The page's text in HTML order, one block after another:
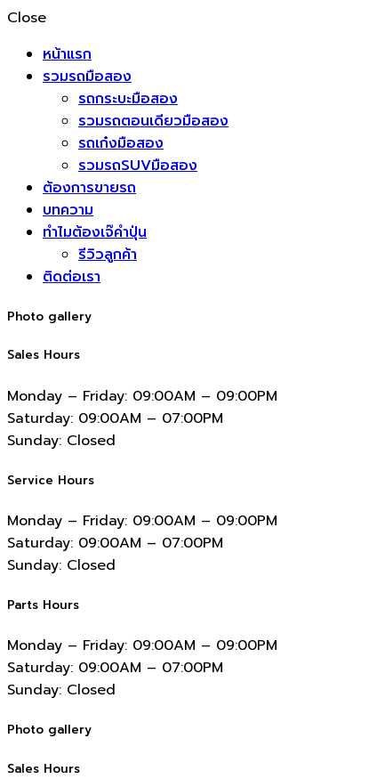
Close
หน้าแรก
รวมรถมือสอง
รถกระบะมือสอง
รวมรถตอนเดียวมือสอง
รถเก๋งมือสอง
รวมรถSUVมือสอง
ต้องการขายรถ
บทความ
ทำไมต้องเจ๊คำปุ่น
รีวิวลูกค้า
ติดต่อเรา
Photo gallery
Sales Hours
Monday – Friday: 09:00AM – 09:00PM
Saturday: 09:00AM – 07:00PM
Sunday: Closed
Service Hours
Monday – Friday: 09:00AM – 09:00PM
Saturday: 09:00AM – 07:00PM
Sunday: Closed
Parts Hours
Monday – Friday: 09:00AM – 09:00PM
Saturday: 09:00AM – 07:00PM
Sunday: Closed
Photo gallery
Sales Hours